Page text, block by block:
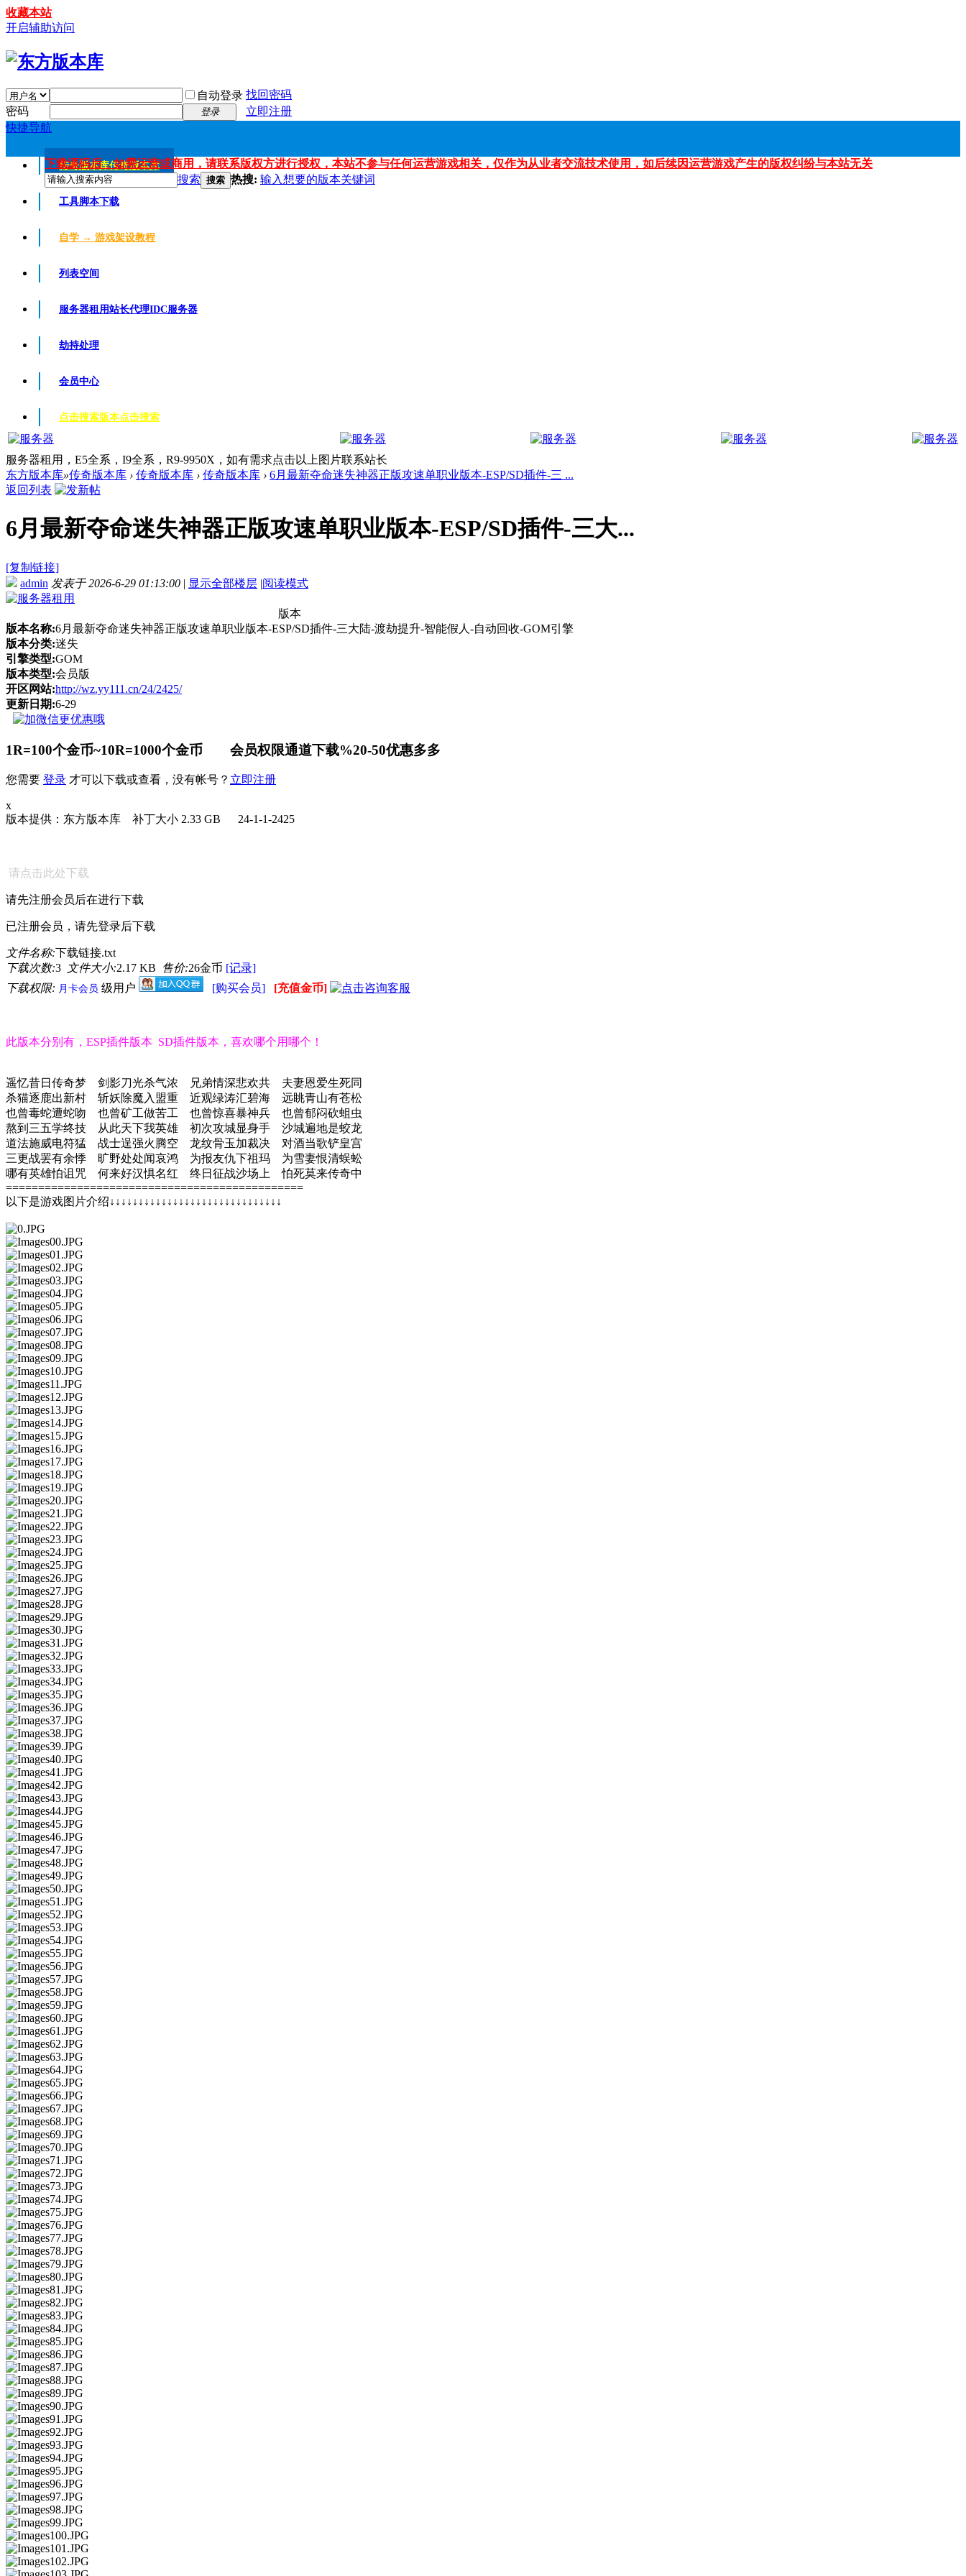
收藏本站
开启辅助访问
自动登录 找回密码
密码
登录
立即注册
快捷导航
传奇版本库传奇版本库
工具脚本下载
自学 → 游戏架设教程
列表空间
服务器租用站长代理IDC服务器
劫持处理
会员中心
点击搜索版本点击搜索
下载源码后，如需运营或商用，请联系版权方进行授权，本站不参与任何运营游戏相关，仅作为从业者交流技术使用，如后续因运营游戏产生的版权纠纷与本站无关
搜索 搜索 热搜: 输入想要的版本关键词
服务器租用，E5全系，I9全系，R9-9950X，如有需求点击以上图片联系站长
东方版本库»传奇版本库 › 传奇版本库 › 传奇版本库 › 6月最新夺命迷失神器正版攻速单职业版本-ESP/SD插件-三 ...
返回列表
6月最新夺命迷失神器正版攻速单职业版本-ESP/SD插件-三大...
[复制链接]
admin 发表于 2026-6-29 01:13:00 | 显示全部楼层 |阅读模式
版本
版本名称:6月最新夺命迷失神器正版攻速单职业版本-ESP/SD插件-三大陆-渡劫提升-智能假人-自动回收-GOM引擎
版本分类:迷失
引擎类型:GOM
版本类型:会员版
开区网站:http://wz.yy111.cn/24/2425/
更新日期:6-29
1R=100个金币~10R=1000个金币 会员权限通道下载%20-50优惠多多
您需要 登录 才可以下载或查看，没有帐号？ 立即注册
x
版本提供：东方版本库 补丁大小 2.33 GB 24-1-1-2425
请点击此处下载
请先注册会员后在进行下载
已注册会员，请先登录后下载
文件名称:下载链接.txt
下载次数:3 文件大小:2.17 KB 售价:26金币 [记录]
下载权限: 月卡会员 级用户 [购买会员] [充值金币]
此版本分别有，ESP插件版本 SD插件版本，喜欢哪个用哪个！
遥忆昔日传奇梦 剑影刀光杀气浓 兄弟情深悲欢共 夫妻恩爱生死同
杀猫逐鹿出新村 斩妖除魔入盟重 近观绿涛汇碧海 远眺青山有苍松
也曾毒蛇遭蛇吻 也曾矿工做苦工 也曾惊喜暴神兵 也曾郁闷砍蛆虫
熬到三五学终技 从此天下我英雄 初次攻城显身手 沙城遍地是蛟龙
道法施威电符猛 战士逞强火腾空 龙纹骨玉加裁决 对酒当歌铲皇宫
三更战罢有余悸 旷野处处闻哀鸿 为报友仇下祖玛 为雪妻恨清蜈蚣
哪有英雄怕诅咒 何来好汉惧名红 终日征战沙场上 怕死莫来传奇中
==============================================
以下是游戏图片介绍↓↓↓↓↓↓↓↓↓↓↓↓↓↓↓↓↓↓↓↓↓↓↓↓↓↓↓↓↓↓